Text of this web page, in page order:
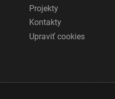
Projekty
Kontakty
Upraviť cookies